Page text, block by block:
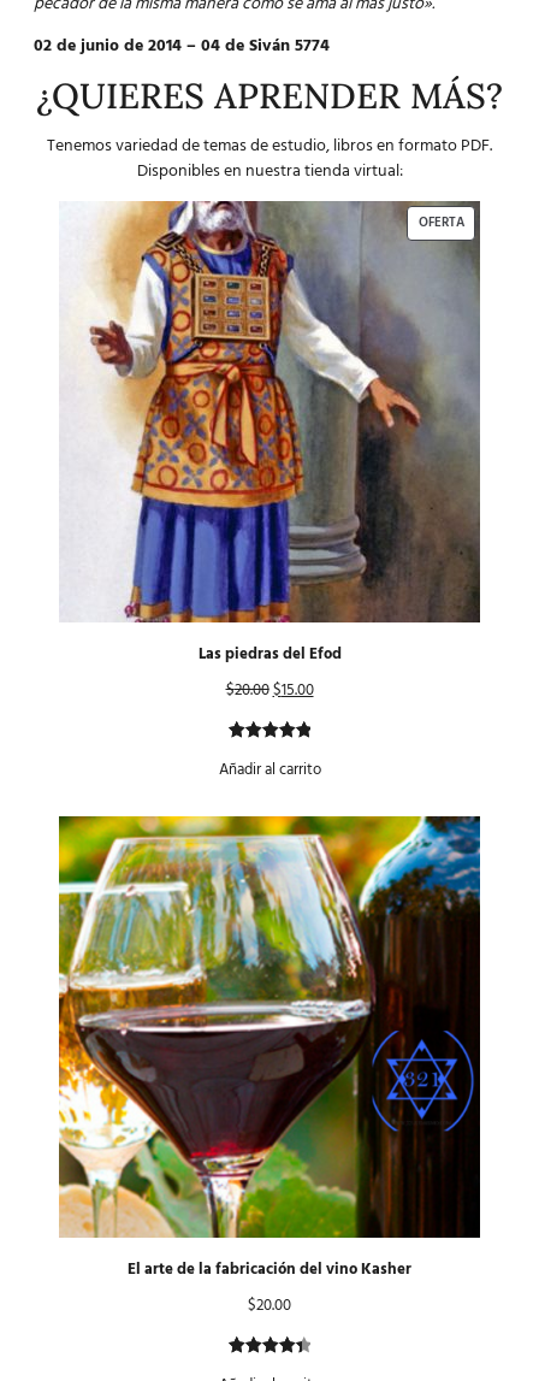
02 de junio de 2014 – 04 de Siván 5774
¿QUIERES APRENDER MÁS?
Tenemos variedad de temas de estudio, libros en formato PDF.
Disponibles en nuestra tienda virtual:
OFERTA
Las piedras del Efod
$20.00$15.00
con 5.00
base a
valoración
de un
cliente
Añadir al carrito
El arte de la fabricación del vino Kasher
$20.00